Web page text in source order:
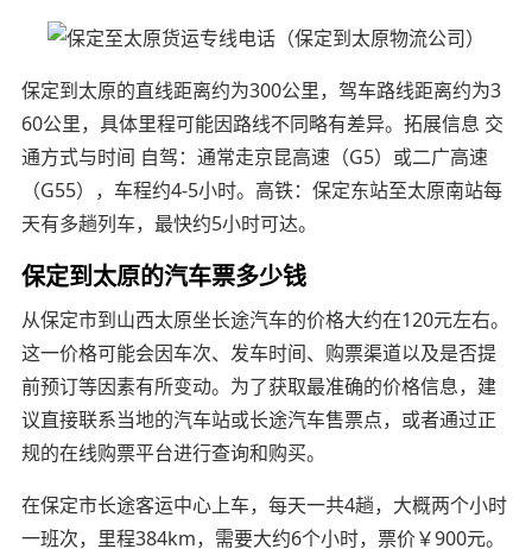
保定到太原的直线距离约为300公里，驾车路线距离约为3
60公里，具体里程可能因路线不同略有差异。拓展信息 交
通方式与时间 自驾：通常走京昆高速（G5）或二广高速
（G55），车程约4-5小时。高铁：保定东站至太原南站每
天有多趟列车，最快约5小时可达。
保定到太原的汽车票多少钱
从保定市到山西太原坐长途汽车的价格大约在120元左右。
这一价格可能会因车次、发车时间、购票渠道以及是否提
前预订等因素有所变动。为了获取最准确的价格信息，建
议直接联系当地的汽车站或长途汽车售票点，或者通过正
规的在线购票平台进行查询和购买。
在保定市长途客运中心上车，每天一共4趟，大概两个小时
一班次，里程384km，需要大约6个小时，票价￥900元。